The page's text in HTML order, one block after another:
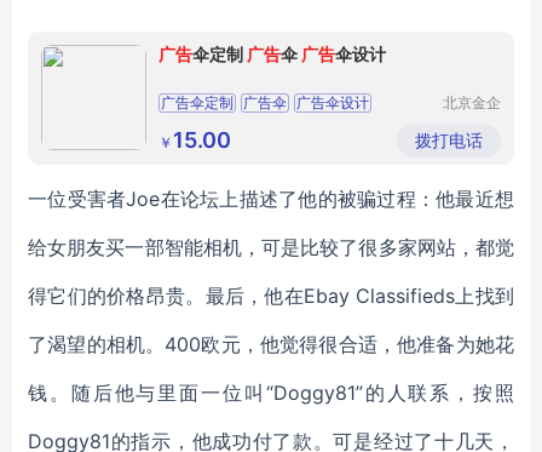
广告伞定制 广告伞 广告伞设计
广告伞定制 广告伞 广告伞设计
北京金企
有限公司
￥ 15.00 拨打电话
一位受害者Joe在论坛上描述了他的被骗过程：他最近想
给女朋友买一部智能相机，可是比较了很多家网站，都觉
得它们的价格昂贵。最后，他在Ebay Classifieds上找到
了渴望的相机。400欧元，他觉得很合适，他准备为她花
钱。随后他与里面一位叫“Doggy81”的人联系，按照
Doggy81的指示，他成功付了款。可是经过了十几天，